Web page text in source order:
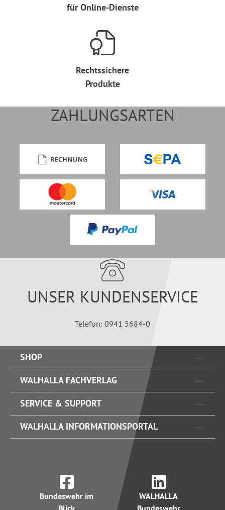
für Online-Dienste
Rechtssichere
Produkte
ZAHLUNGSARTEN
UNSER KUNDENSERVICE
Telefon: 0941 5684-0
SHOP
WALHALLA FACHVERLAG
SERVICE & SUPPORT
WALHALLA INFORMATIONSPORTAL
Bundeswehr im
Blick
WALHALLA
Bundeswehr